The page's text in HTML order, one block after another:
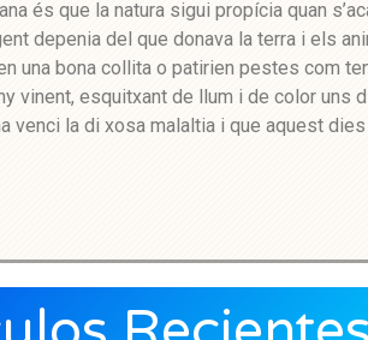
és que la natura sigui propícia quan
depenia del que donava la terra i els
una bona collita o patirien pestes com
vinent, esquitxant de llum i de color uns
venci la di xosa malaltia i que aquest